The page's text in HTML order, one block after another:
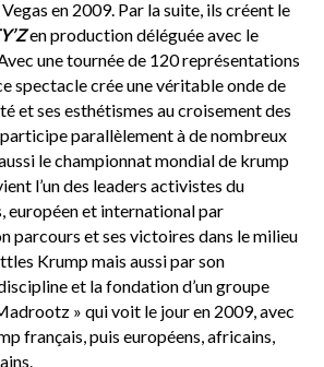
en 2009. Par la suite, ils créent le
en production déléguée avec le
une tournée de 120 représentations
spectacle crée une véritable onde de
et ses esthétismes au croisement des
parallèlement à de nombreux
le championnat mondial de krump
l’un des leaders activistes du
européen et international par
parcours et ses victoires dans le milieu
Krump mais aussi par son
et la fondation d’un groupe
» qui voit le jour en 2009, avec
français, puis européens, africains,